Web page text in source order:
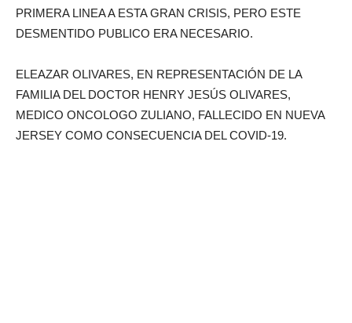
PRIMERA LINEA A ESTA GRAN CRISIS, PERO ESTE
DESMENTIDO PUBLICO ERA NECESARIO.
ELEAZAR OLIVARES, EN REPRESENTACIÓN DE LA
FAMILIA DEL DOCTOR HENRY JESÚS OLIVARES,
MEDICO ONCOLOGO ZULIANO, FALLECIDO EN NUEVA
JERSEY COMO CONSECUENCIA DEL COVID-19.